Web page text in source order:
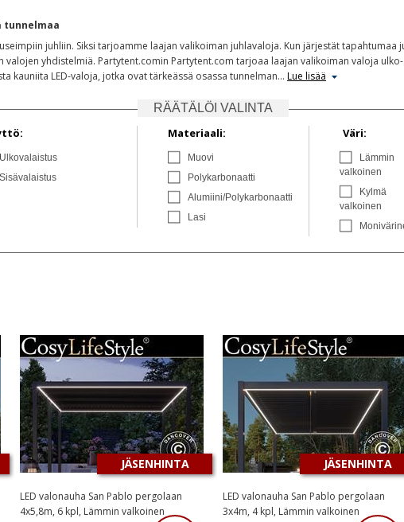
tunnelmaa
juhliin. Siksi tarjoamme laajan valikoiman juhlavaloja. Kun järjestät tapahtumaa
yhdistelmiä. Partytent.comin Partytent.com tarjoaa laajan valikoiman valoja
kauniita LED-valoja, jotka ovat tärkeässä osassa tunnelman… Lue lisää
RÄÄTÄLÖI VALINTA
Ulkovalaistus
Sisävalaistus
Materiaali:
Muovi
Polykarbonaatti
Alumiini/Polykarbonaatti
Lasi
Väri:
Lämmin
valkoinen
Kylmä
valkoinen
LED valonauha San Pablo pergolaan
4x5,8m, 6 kpl, Lämmin valkoinen
JÄSENHINTA
LED valonauha San Pablo pergolaan
3x4m, 4 kpl, Lämmin valkoinen
JÄSENHINTA